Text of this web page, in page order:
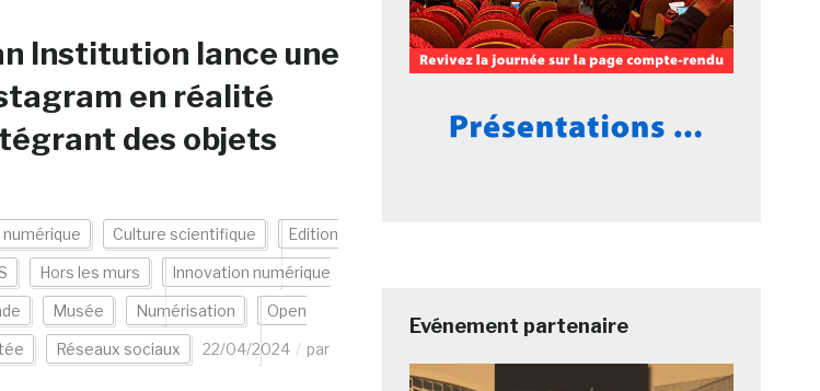
Institution lance une
en réalité
des objets
Culture scientifique Edition
Hors les murs Innovation numérique
Musée Numérisation Open
Réseaux sociaux 22/04/2024
par
Evénement partenaire